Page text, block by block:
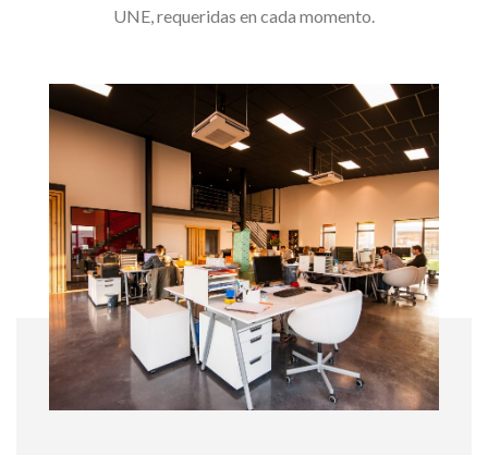
UNE, requeridas en cada momento.